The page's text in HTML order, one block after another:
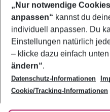
Footer
Footer navigation
Über uns
AGB
Bestpreisgarantie
Cookie-Einstellungen ändern
Cookie-Richtlinie
Agenturbetreuung
Barrierefreies Reisen
Folge uns
„Nur notwendige
anpassen“ kannst du
individuell anpassen. Du
Einstellungen natürlich
– klicke dazu einfach
ändern“.
Datenschutz-Informationen
Cookie/Tracking-Informationen